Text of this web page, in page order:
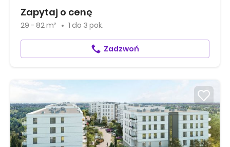
Zapytaj o cenę
29 - 82 m² 1 do 3 pok.
Zadzwoń